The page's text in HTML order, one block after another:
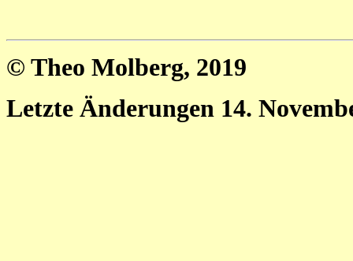
© Theo Molberg, 2019
Letzte Änderungen 14.